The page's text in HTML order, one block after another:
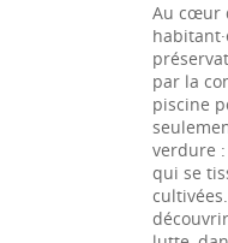
Au cœur
par la
piscine
verdure :
qui se